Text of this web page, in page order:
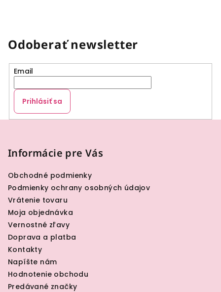
Odoberať newsletter
Email
Prihlásiť sa
Informácie pre Vás
Obchodné podmienky
Podmienky ochrany osobných údajov
Vrátenie tovaru
Moja objednávka
Vernostné zľavy
Doprava a platba
Kontakty
Napíšte nám
Hodnotenie obchodu
Predávané značky